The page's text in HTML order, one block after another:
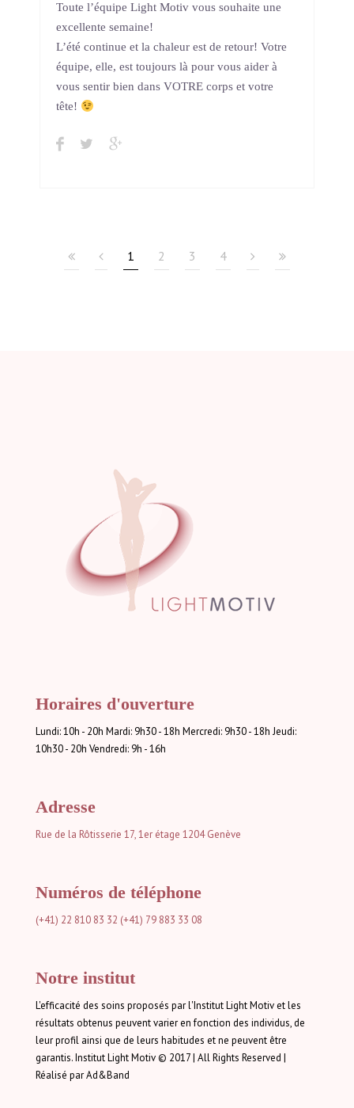
Toute l’équipe Light Motiv vous souhaite une
excellente semaine!
L’été continue et la chaleur est de retour! Votre
équipe, elle, est toujours là pour vous aider à
vous sentir bien dans VOTRE corps et votre
tête!
1 2 3 4
Horaires d'ouverture
Lundi: 10h - 20h Mardi: 9h30 - 18h Mercredi: 9h30 - 18h Jeudi:
10h30 - 20h Vendredi: 9h - 16h
Adresse
Rue de la Rôtisserie 17, 1er étage 1204 Genève
Numéros de téléphone
(+41) 22 810 83 32 (+41) 79 883 33 08
Notre institut
L'efficacité des soins proposés par l'Institut Light Motiv et les
résultats obtenus peuvent varier en fonction des individus, de
leur profil ainsi que de leurs habitudes et ne peuvent être
garantis. Institut Light Motiv © 2017 | All Rights Reserved |
Réalisé par Ad&Band